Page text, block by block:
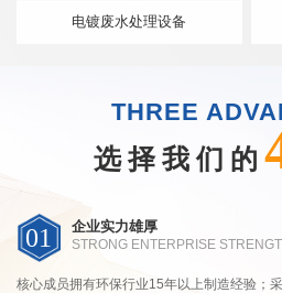
电镀废水处理设备
THREE
选择我们的
01 企业实力雄厚
STRONG ENTERPRISE
核心成员拥有环保行业15年以上制造经验；